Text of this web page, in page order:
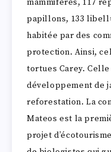
mammifères, 117
papillons, 133
habitée par des
protection. Ainsi,
tortues Carey.
développement de
reforestation. La
Mateos est la
projet